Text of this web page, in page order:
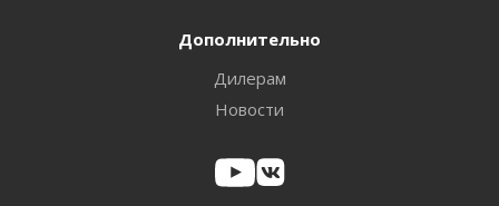
Дополнительно
Дилерам
Новости